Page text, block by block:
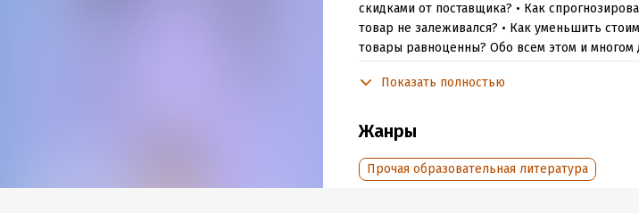
скидками от поставщика? • Как
товар не залеживался? • Как уменьшить
товары равноценны? Обо всем этом и многом
Подробная информация
Год издания:2024
Показать полностью
Жанры
Прочая образовательная литература